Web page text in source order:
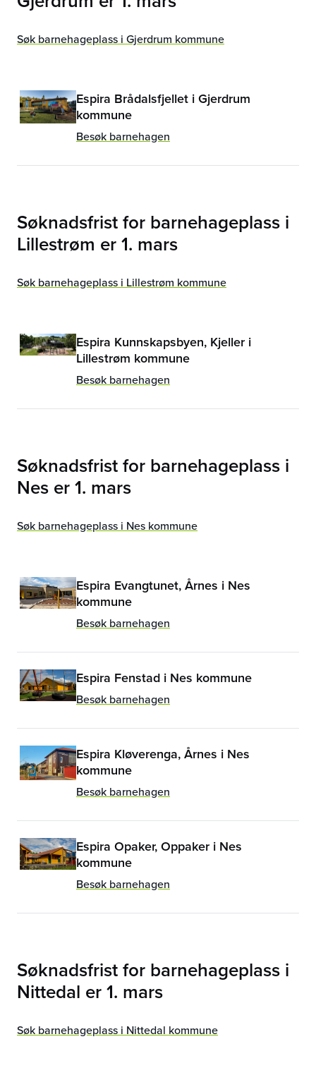
Søk barnehageplass i Gjerdrum kommune
Espira Brådalsfjellet i Gjerdrum
kommune
Besøk barnehagen
Søknadsfrist for barnehageplass i
Lillestrøm er1. mars
Søk barnehageplass i Lillestrøm kommune
Espira Kunnskapsbyen, Kjeller i
Lillestrøm kommune
Besøk barnehagen
Søknadsfrist for barnehageplass i
Nes er1. mars
Søk barnehageplass i Nes kommune
Espira Evangtunet, Årnes i Nes
kommune
Besøk barnehagen
Espira Fenstad i Nes kommune
Besøk barnehagen
Espira Kløverenga, Årnes i Nes
kommune
Besøk barnehagen
Espira Opaker, Oppaker i Nes
kommune
Besøk barnehagen
Søknadsfrist for barnehageplass i
Nittedal er1. mars
Søk barnehageplass i Nittedal kommune